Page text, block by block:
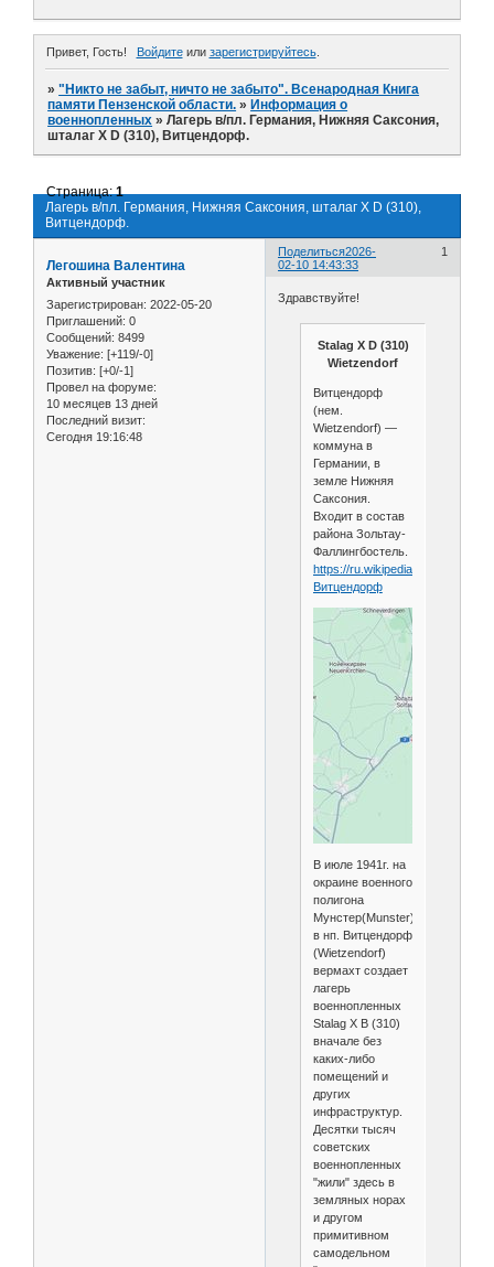
Привет, Гость! Войдитеили зарегистрируйтесь.
»"Никто не забыт, ничто не забыто". Всенародная Книга
памяти Пензенской области. » Информация о
военнопленных »Лагерь в/пл. Германия, Нижняя Саксония,
шталаг X D (310), Витцендорф.
Лагерь в/пл. Германия, Нижняя Саксония, шталаг X D (310),
Витцендорф.
Страница:1
Поделиться 1
2026-
02-10 14:43:33
Легошина Валентина
Активный участник
Зарегистрирован: 2022-05-20
Приглашений: 0
Сообщений: 8499
Уважение: [+119/-0]
Позитив: [+0/-1]
Провел на форуме:
10 месяцев 13 дней
Последний визит:
Сегодня 19:16:48
Здравствуйте!
Stalag X D (310)
Wietzendorf
Витцендорф
(нем.
Wietzendorf) —
коммуна в
Германии, в
земле Нижняя
Саксония.
Входит в состав
района Зольтау-
Фаллингбостель.
https://ru.wikipedia.org/wiki/
Витцендорф
В июле 1941г. на
окраине военного
полигона
Мунстер(Munster)
в нп. Витцендорф
(Wietzendorf)
вермахт создает
лагерь
военнопленных
Stalag X B (310)
вначале без
каких-либо
помещений и
других
инфраструктур.
Десятки тысяч
советских
военнопленных
"жили" здесь в
земляных норах
и другом
примитивном
самодельном